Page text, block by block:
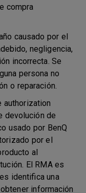
compra
causado por el
negligencia,
incorrecta. Se
persona no
o reparación.
authorization
devolución de
usado por BenQ
por el
al
El RMA es
identifica una
información